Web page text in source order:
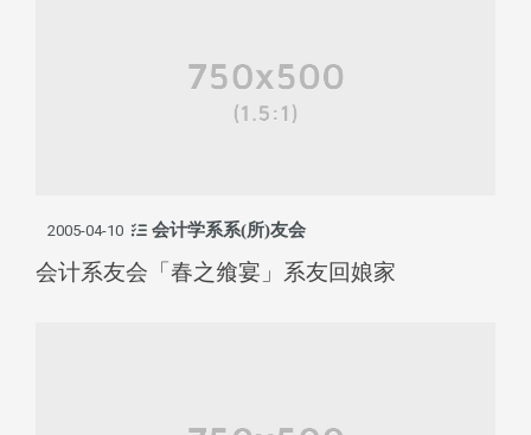
2005-04-10 会计学系系(所)友会
会计系友会「春之飨宴」系友回娘家